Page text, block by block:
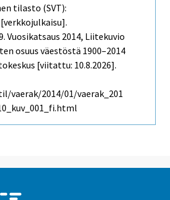
tilasto (SVT):
Vuosikatsaus 2014, Liitekuvio
osuus väestöstä 1900–2014
[viitattu: 10.8.2026].
2014/01/vaerak_201